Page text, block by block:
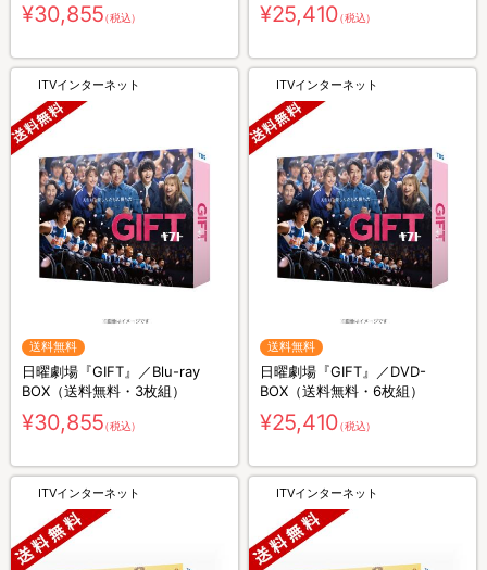
¥30,855（税込） ¥25,410（税込）
ITVインターネット
送料無料
日曜劇場『GIFT』／Blu-ray
BOX（送料無料・3枚組）
¥30,855（税込）
ITVインターネット
送料無料
日曜劇場『GIFT』／DVD-
BOX（送料無料・6枚組）
¥25,410（税込）
ITVインターネット ITVインターネット